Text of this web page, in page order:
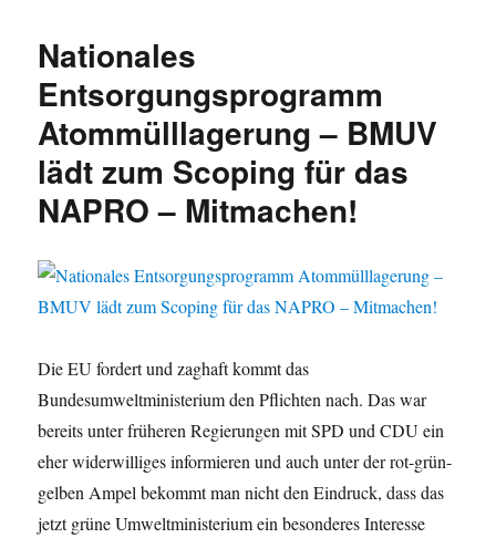
Bombe
mit
USA
und
IAEA
Nationales
Entsorgungsprogramm
Atommülllagerung – BMUV
lädt zum Scoping für das
NAPRO – Mitmachen!
Die EU fordert und zaghaft kommt das
Bundesumweltministerium den Pflichten nach. Das war
bereits unter früheren Regierungen mit SPD und CDU ein
eher widerwilliges informieren und auch unter der rot-grün-
gelben Ampel bekommt man nicht den Eindruck, dass das
jetzt grüne Umweltministerium ein besonderes Interesse